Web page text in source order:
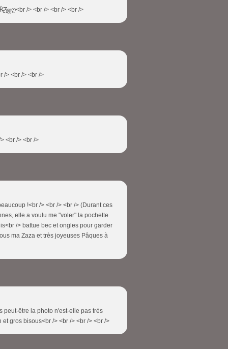
/> <br /> <br /> <br />
/> <br /> <br />
<br /> <br />
!<br /> <br /> <br /> (Durant ces
elle a voulu me "voler" la pochette
/> battue bec et ongles pour garder
ma Zaza et très joyeuses Pâques à
peut-être la photo n'est-elle pas très
gros bisous<br /> <br /> <br /> <br />